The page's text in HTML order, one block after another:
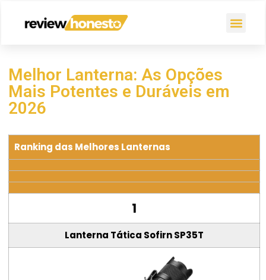
Melhor Lanterna: As Opções
Mais Potentes e Duráveis em
2026
Ranking das Melhores Lanternas
1
Lanterna Tática Sofirn SP35T